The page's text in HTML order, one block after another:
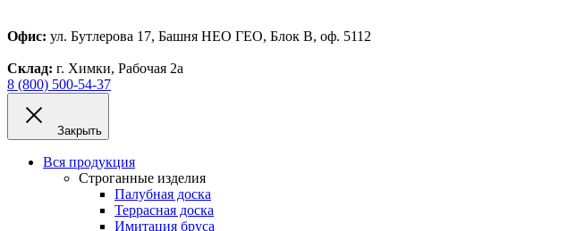
Офис: ул. Бутлерова 17, Башня НЕО ГЕО, Блок В, оф. 5112
Склад: г. Химки, Рабочая 2а
8 (800) 500-54-37
Закрыть
Вся продукция
Строганные изделия
Палубная доска
Террасная доска
Имитация бруса